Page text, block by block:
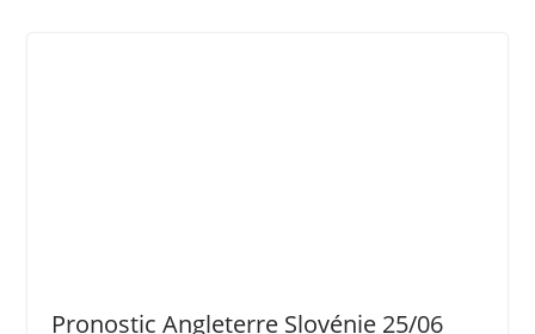
Pronostic Angleterre Slovénie 25/06